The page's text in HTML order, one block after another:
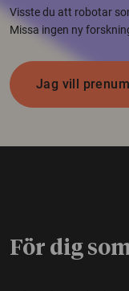
Visste du att robotar
Missa ingen ny
Jag vill
För dig